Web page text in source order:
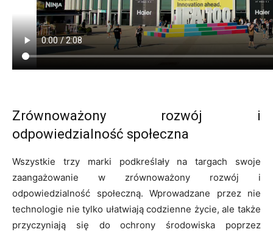
Zrównoważony rozwój i
odpowiedzialność społeczna
Wszystkie trzy marki podkreślały na targach swoje
zaangażowanie w zrównoważony rozwój i
odpowiedzialność społeczną. Wprowadzane przez nie
technologie nie tylko ułatwiają codzienne życie, ale także
przyczyniają się do ochrony środowiska poprzez